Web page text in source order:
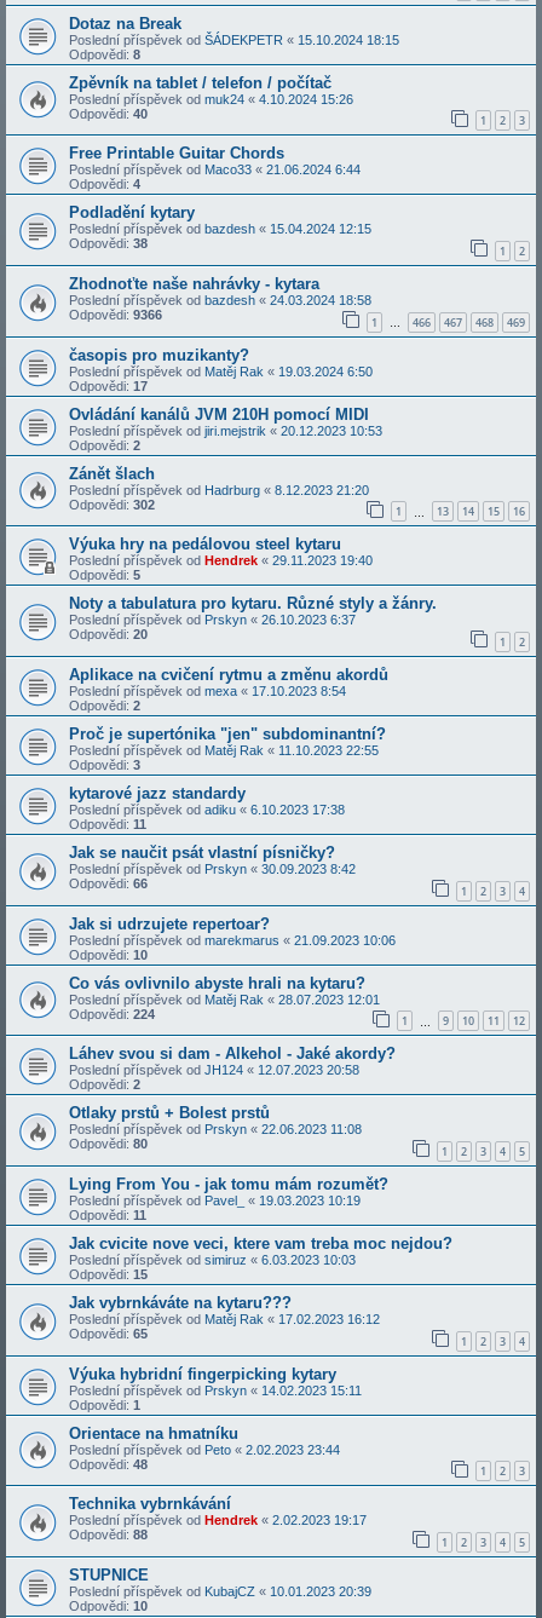
Dotaz na Break
Poslední příspěvek od ŠÁDEKPETR « 15.10.2024 18:15
Odpovědi: 8
Zpěvník na tablet / telefon / počítač
Poslední příspěvek od muk24 « 4.10.2024 15:26
Odpovědi: 40 1 2 3
Free Printable Guitar Chords
Poslední příspěvek od Maco33 « 21.06.2024 6:44
Odpovědi: 4
Podladění kytary
Poslední příspěvek od bazdesh « 15.04.2024 12:15
Odpovědi: 38 1 2
Zhodnoťte naše nahrávky - kytara
Poslední příspěvek od bazdesh « 24.03.2024 18:58
Odpovědi: 9366 1 … 466 467 468 469
časopis pro muzikanty?
Poslední příspěvek od Matěj Rak « 19.03.2024 6:50
Odpovědi: 17
Ovládání kanálů JVM 210H pomocí MIDI
Poslední příspěvek od jiri.mejstrik « 20.12.2023 10:53
Odpovědi: 2
Zánět šlach
Poslední příspěvek od Hadrburg « 8.12.2023 21:20
Odpovědi: 302 1 13 14 15 16
Výuka hry na pedálovou steel kytaru
Poslední příspěvek od Hendrek « 29.11.2023 19:40
Odpovědi: 5
Noty a tabulatura pro kytaru. Různé styly a žánry.
Poslední příspěvek od Prskyn « 26.10.2023 6:37
Odpovědi: 20 1 2
Aplikace na cvičení rytmu a změnu akordů
Poslední příspěvek od mexa « 17.10.2023 8:54
Odpovědi: 2
Proč je supertónika "jen" subdominantní?
Poslední příspěvek od Matěj Rak « 11.10.2023 22:55
Odpovědi: 3
kytarové jazz standardy
Poslední příspěvek od adiku « 6.10.2023 17:38
Odpovědi: 11
Jak se naučit psát vlastní písničky?
Poslední příspěvek od Prskyn « 30.09.2023 8:42
Odpovědi: 66 1 2 3 4
Jak si udrzujete repertoar?
Poslední příspěvek od marekmarus « 21.09.2023 10:06
Odpovědi: 10
Co vás ovlivnilo abyste hrali na kytaru?
Poslední příspěvek od Matěj Rak « 28.07.2023 12:01
Odpovědi: 224 1 9 10 11 12
Láhev svou si dam - Alkehol - Jaké akordy?
Poslední příspěvek od JH124 « 12.07.2023 20:58
Odpovědi: 2
Otlaky prstů + Bolest prstů
Poslední příspěvek od Prskyn « 22.06.2023 11:08
Odpovědi: 80 1 2 3 4 5
Lying From You - jak tomu mám rozumět?
Poslední příspěvek od Pavel_ « 19.03.2023 10:19
Odpovědi: 11
Jak cvicite nove veci, ktere vam treba moc nejdou?
Poslední příspěvek od simiruz « 6.03.2023 10:03
Odpovědi: 15
Jak vybrnkáváte na kytaru???
Poslední příspěvek od Matěj Rak « 17.02.2023 16:12
Odpovědi: 65 1 2 3 4
Výuka hybridní fingerpicking kytary
Poslední příspěvek od Prskyn « 14.02.2023 15:11
Odpovědi: 1
Orientace na hmatníku
Poslední příspěvek od Peto « 2.02.2023 23:44
Odpovědi: 48 1 2 3
Technika vybrnkávání
Poslední příspěvek od Hendrek « 2.02.2023 19:17
Odpovědi: 88 1 2 3 4 5
STUPNICE
Poslední příspěvek od KubajCZ « 10.01.2023 20:39
Odpovědi: 10